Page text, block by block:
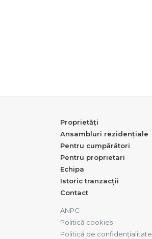
Proprietăți
Ansambluri rezidențiale
Pentru cumpărători
Pentru proprietari
Echipa
Istoric tranzacții
Contact
ANPC
Politică cookies
Politică de confidențialitate